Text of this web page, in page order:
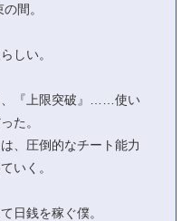
間。
しい。
、『上限突破』……使い
た。
、圧倒的なチート能力
いく。
日銭を稼ぐ僕。